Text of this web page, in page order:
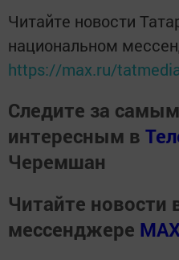
Читайте новости
национальном
https://max.ru/
Следите за
интересным в
Черемшан
Читайте новости
мессенджере